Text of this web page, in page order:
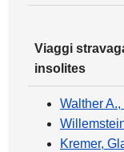
Viaggi
insolites
Walther
Kremer,